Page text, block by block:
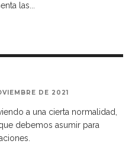
las
DE 2021
a una cierta normalidad,
debemos asumir para